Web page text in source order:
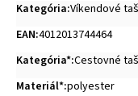
Kategória:Víkendové
EAN:4012013744464
Kategória*:Cestovné
Materiál*:polyester